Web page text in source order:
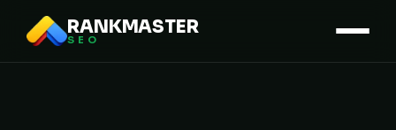
RANKMASTER
SEO